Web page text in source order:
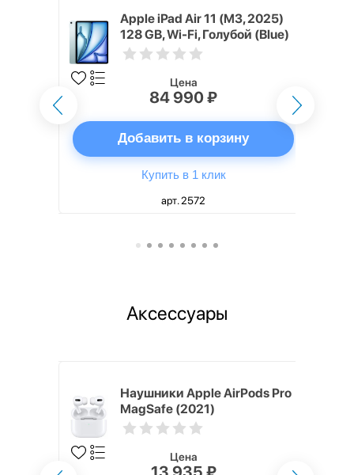
Apple iPad Air 11 (M3, 2025)
128 GB, Wi-Fi, Голубой (Blue)
Цена
84 990 ₽
Добавить в корзину
Купить в 1 клик
арт. 2572
Аксессуары
Наушники Apple AirPods Pro
MagSafe (2021)
Цена